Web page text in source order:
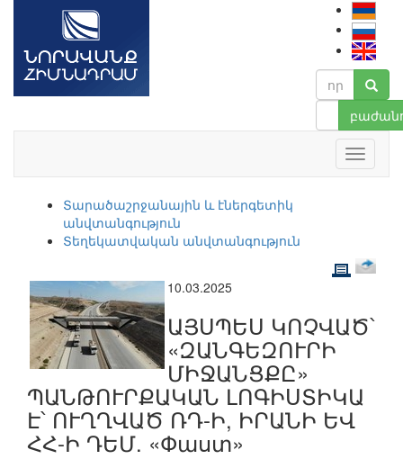
Տարածաշրջանային և էներգետիկ
անվտանգություն
Տեղեկատվական անվտանգություն
10.03.2025
ԱՅՍՊԵՍ ԿՈՉՎԱԾ՝
«ԶԱՆԳԵԶՈՒՐԻ
ՄԻՋԱՆՑՔԸ»
ՊԱՆԹՈՒՐՔԱԿԱՆ ԼՈԳԻՍՏԻԿԱ
Է՝ ՈՒՂՂՎԱԾ ՌԴ-Ի, ԻՐԱՆԻ ԵՎ
ՀՀ-Ի ԴԵՄ. «Փաստ»